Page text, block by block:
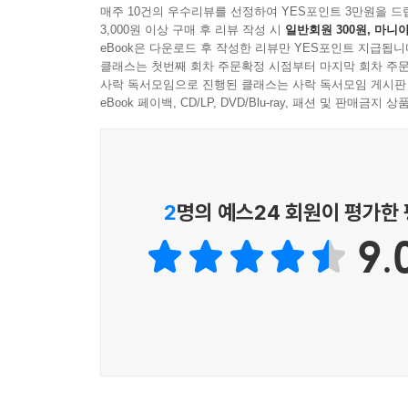
있다고 말할 수 있다. --- p.35
쇼인이 염원한 대로 『유혼록』의 종자는 뿌려졌
었다. --- p.56
에 구이치, 야마가타 아리토모, 이토 히로부미,
형적인 인물로 꼽히는데, 이들을 발탁해서 정치
매주 10건의 우수리뷰를 선정하여 YES포인트 3만원을 드
3,000원 이상 구매 후 리뷰 작성 시 일반회원 300원, 마니
eBook은 다운로드 후 작성한 리뷰만 YES포인트 지급됩니
클래스는 첫번째 회차 주문확정 시점부터 마지막 회차 주
사락 독서모임으로 진행된 클래스는 사락 독서모임 게시
eBook 페이백, CD/LP, DVD/Blu-ray, 패션 및 판매금지 상
2명의 예스24 회원이 평가한